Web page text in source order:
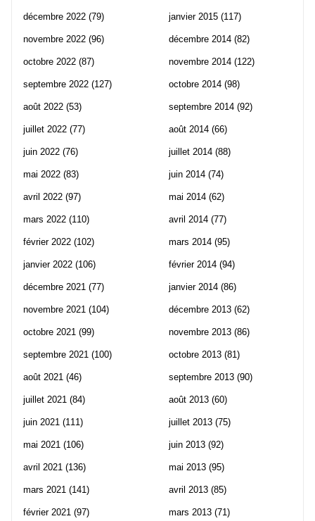
décembre 2022 (79)
novembre 2022 (96)
octobre 2022 (87)
septembre 2022 (127)
août 2022 (53)
juillet 2022 (77)
juin 2022 (76)
mai 2022 (83)
avril 2022 (97)
mars 2022 (110)
février 2022 (102)
janvier 2022 (106)
décembre 2021 (77)
novembre 2021 (104)
octobre 2021 (99)
septembre 2021 (100)
août 2021 (46)
juillet 2021 (84)
juin 2021 (111)
mai 2021 (106)
avril 2021 (136)
mars 2021 (141)
février 2021 (97)
janvier 2015 (117)
décembre 2014 (82)
novembre 2014 (122)
octobre 2014 (98)
septembre 2014 (92)
août 2014 (66)
juillet 2014 (88)
juin 2014 (74)
mai 2014 (62)
avril 2014 (77)
mars 2014 (95)
février 2014 (94)
janvier 2014 (86)
décembre 2013 (62)
novembre 2013 (86)
octobre 2013 (81)
septembre 2013 (90)
août 2013 (60)
juillet 2013 (75)
juin 2013 (92)
mai 2013 (95)
avril 2013 (85)
mars 2013 (71)